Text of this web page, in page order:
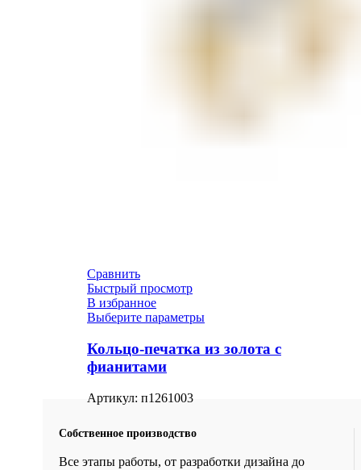
Сравнить
Быстрый просмотр
В избранное
Выберите параметры
Кольцо-печатка из золота с
фианитами
Артикул: п1261003
Собственное производство
Все этапы работы, от разработки дизайна до